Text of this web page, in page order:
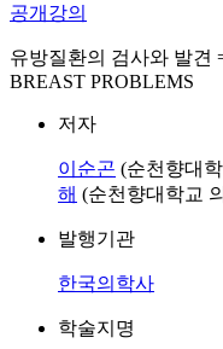
공개강의
유방질환의 검사와 발견
BREAST PROBLEMS
저자
이순곤 (순천향대
해 (순천향대학교
발행기관
한국의학사
학술지명